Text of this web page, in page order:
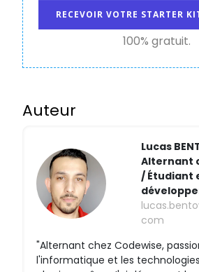
RECEVOIR VOTRE STARTER
100% gratuit.
Auteur
Lucas
Alternant
/ Étudiant
com
"Alternant chez Codewise,
l'informatique et les